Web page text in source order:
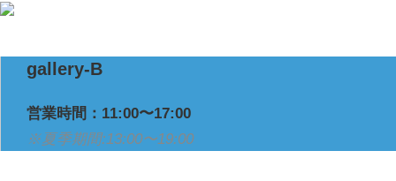
gallery-B
営業時間：11:00〜17:00
※夏季期間:13:00〜19:00